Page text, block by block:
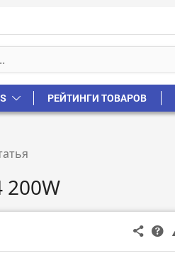
РЕЙТИНГИ ТОВАРОВ
200W